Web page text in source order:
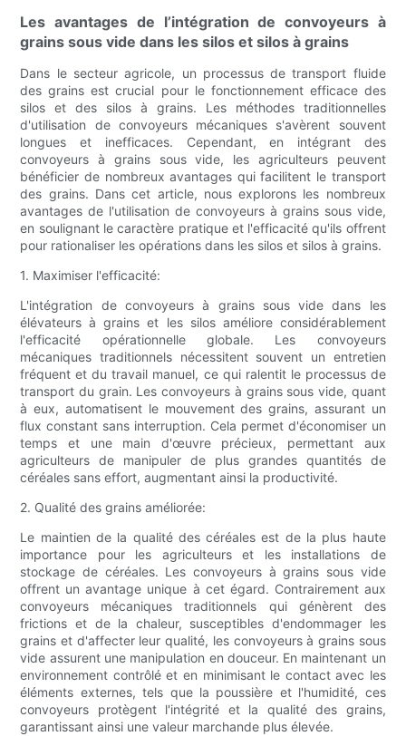
Les avantages de l’intégration de convoyeurs à
grains sous vide dans les silos et silos à grains
Dans le secteur agricole, un processus de transport fluide
des grains est crucial pour le fonctionnement efficace des
silos et des silos à grains. Les méthodes traditionnelles
d'utilisation de convoyeurs mécaniques s'avèrent souvent
longues et inefficaces. Cependant, en intégrant des
convoyeurs à grains sous vide, les agriculteurs peuvent
bénéficier de nombreux avantages qui facilitent le transport
des grains. Dans cet article, nous explorons les nombreux
avantages de l'utilisation de convoyeurs à grains sous vide,
en soulignant le caractère pratique et l'efficacité qu'ils offrent
pour rationaliser les opérations dans les silos et silos à grains.
1. Maximiser l'efficacité:
L'intégration de convoyeurs à grains sous vide dans les
élévateurs à grains et les silos améliore considérablement
l'efficacité opérationnelle globale. Les convoyeurs
mécaniques traditionnels nécessitent souvent un entretien
fréquent et du travail manuel, ce qui ralentit le processus de
transport du grain. Les convoyeurs à grains sous vide, quant
à eux, automatisent le mouvement des grains, assurant un
flux constant sans interruption. Cela permet d'économiser un
temps et une main d'œuvre précieux, permettant aux
agriculteurs de manipuler de plus grandes quantités de
céréales sans effort, augmentant ainsi la productivité.
2. Qualité des grains améliorée:
Le maintien de la qualité des céréales est de la plus haute
importance pour les agriculteurs et les installations de
stockage de céréales. Les convoyeurs à grains sous vide
offrent un avantage unique à cet égard. Contrairement aux
convoyeurs mécaniques traditionnels qui génèrent des
frictions et de la chaleur, susceptibles d'endommager les
grains et d'affecter leur qualité, les convoyeurs à grains sous
vide assurent une manipulation en douceur. En maintenant un
environnement contrôlé et en minimisant le contact avec les
éléments externes, tels que la poussière et l'humidité, ces
convoyeurs protègent l'intégrité et la qualité des grains,
garantissant ainsi une valeur marchande plus élevée.